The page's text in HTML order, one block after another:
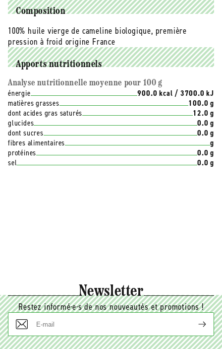
Composition
100% huile vierge de cameline biologique, première
pression à froid origine France
Apports nutritionnels
Analyse nutritionnelle moyenne pour 100 g
énergie
900.0 kcal / 3700.0 kJ
matières grasses
100.0 g
dont acides gras saturés
12.0 g
glucides
0.0 g
dont sucres
0.0 g
fibres alimentaires
g
protéines
0.0 g
sel
0.0 g
Newsletter
Restez informé·e·s de nos nouveautés et promotions !
E-
mail